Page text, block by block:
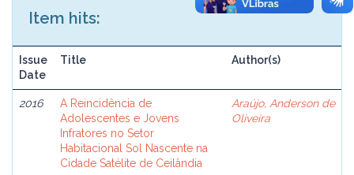
Item hits:
Issue
Date
Title Author(s)
2016
A Reincidência de
Adolescentes e Jovens
Infratores no Setor
Habitacional Sol Nascente na
Cidade Satélite de Ceilândia
Araújo, Anderson de
Oliveira